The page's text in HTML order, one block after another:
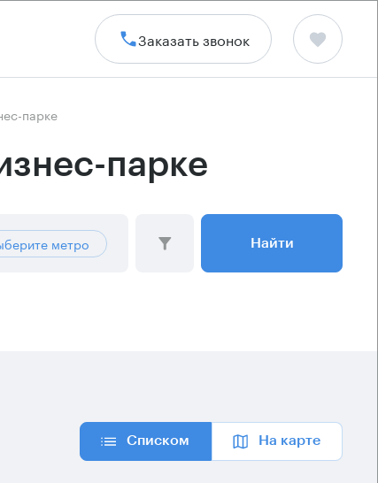
Заказать звонок
парке
парке
метро Найти
Списком На карте